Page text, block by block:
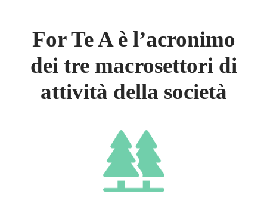
For Te A è l’acronimo
dei tre macrosettori di
attività della società